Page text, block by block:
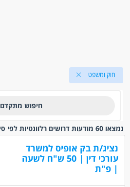
חוק ומשפט
חיפוש מתקדם
נמצאו 60 מודעות דרושים רלוונטיות לפי סינון
נציג/ת בק אופיס למשרד
עורכי דין | 50 ש"ח לשעה
| פ"ת